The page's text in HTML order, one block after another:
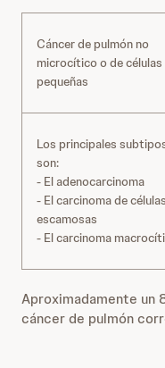
Cáncer de pulmón no
microcítico o de células
pequeñas
Los principales
son:
- El adenocarcinoma
- El carcinoma de células
escamosas
- El carcinoma
Aproximadamente un
cáncer de pulmón